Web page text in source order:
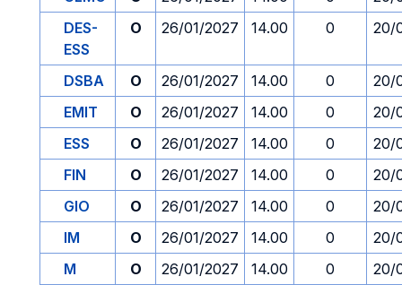
DES-
ESS
O 26/01/2027 14.00 0 20/
DSBA O 26/01/2027 14.00 0
20/
EMIT
O 26/01/2027 14.00 0
20/
ESS
O 26/01/2027 14.00 0
20/
FIN
O 26/01/2027 14.00 0
20/
GIO
O 26/01/2027 14.00 0
20/
IM
O 26/01/2027 14.00 0
20/
M
O 26/01/2027 14.00 0
20/